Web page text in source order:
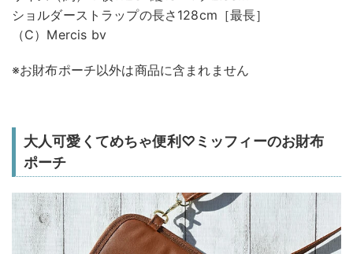
ショルダーストラップの長さ128cm［最長］
（C）Mercis bv
※お財布ポーチ以外は商品に含まれません
大人可愛くてめちゃ便利♡ミッフィーのお財布
ポーチ